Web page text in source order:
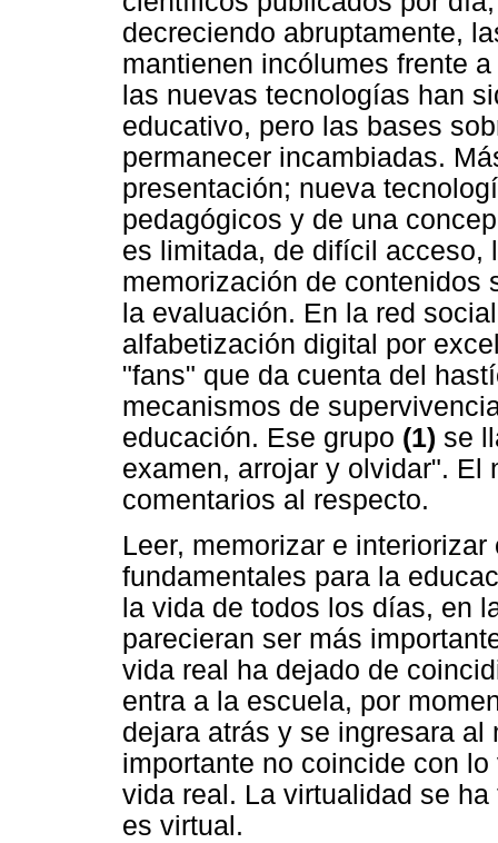
decreciendo abruptamente,
mantienen incólumes frente
las nuevas tecnologías han
educativo, pero las bases
permanecer incambiadas.
presentación; nueva
pedagógicos y de una
es limitada, de difícil acceso,
memorización de contenidos
la evaluación. En la red
alfabetización digital por
"fans" que da cuenta del
mecanismos de
educación. Ese grupo (1) se
examen, arrojar y olvidar". El
comentarios al respecto.
Leer, memorizar e
fundamentales para la
la vida de todos los días, en
parecieran ser más
vida real ha dejado de
entra a la escuela, por
dejara atrás y se ingresara
importante no coincide con
vida real. La virtualidad se
es virtual.